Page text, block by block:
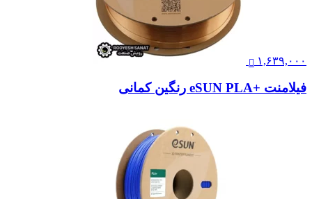
۱,۶۳۹,۰۰۰
فیلامنت +eSUN PLA رنگین کمانی